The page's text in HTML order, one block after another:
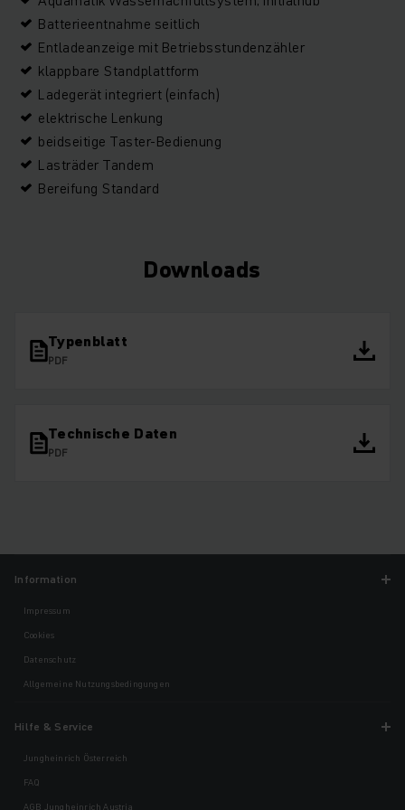
Batterieentnahme seitlich
Entladeanzeige mit Betriebsstundenzähler
klappbare Standplattform
Ladegerät integriert (einfach)
elektrische Lenkung
beidseitige Taster-Bedienung
Lasträder Tandem
Bereifung Standard
Downloads
Typenblatt
PDF
Technische Daten
PDF
Information
Impressum
Cookies
Datenschutz
Allgemeine Nutzungsbedingungen
Hilfe & Service
Jungheinrich Österreich
FAQ
AGB Jungheinrich Austria